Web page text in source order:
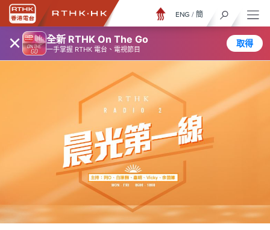
× 全新 RTHK On The Go
一手掌握 RTHK 電台、電視節目
取得
ENG / 簡